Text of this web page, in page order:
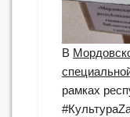
В
рамках